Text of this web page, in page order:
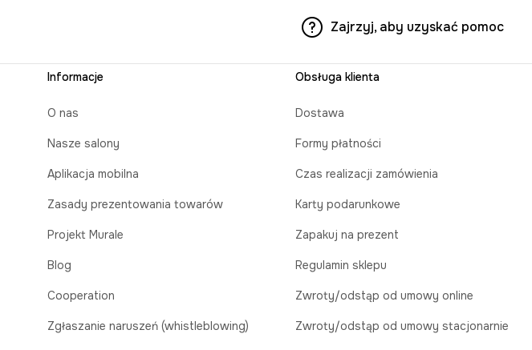
Zajrzyj, aby uzyskać pomoc
Informacje
O nas
Nasze salony
Aplikacja mobilna
Zasady prezentowania towarów
Projekt Murale
Blog
Cooperation
Zgłaszanie naruszeń (whistleblowing)
Obsługa klienta
Dostawa
Formy płatności
Czas realizacji zamówienia
Karty podarunkowe
Zapakuj na prezent
Regulamin sklepu
Zwroty/odstąp od umowy online
Zwroty/odstąp od umowy stacjonarnie